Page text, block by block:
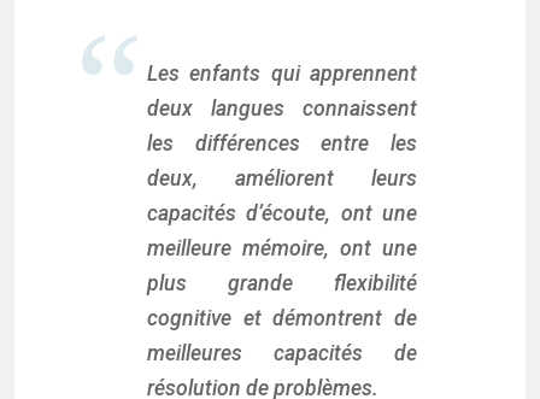
Les enfants qui apprennent
deux langues connaissent
les différences entre les
deux, améliorent leurs
capacités d’écoute, ont une
meilleure mémoire, ont une
plus grande flexibilité
cognitive et démontrent de
meilleures capacités de
résolution de problèmes.